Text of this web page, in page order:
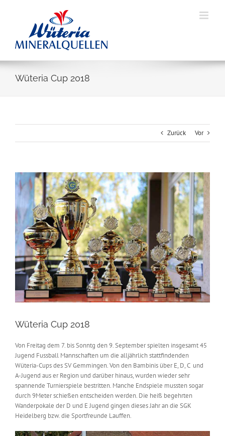
Wüteria Cup 2018
Zurück Vor
Zeige
grösseres
Bild
Wüteria Cup 2018
Von Freitag dem 7. bis Sonntg den 9. September spielten insgesamt 45
Jugend Fussball Mannschaften um die alljährlich stattfindenden
Wüteria-Cups des SV Gemmingen. Von den Bambinis über E, D, C und
A-Jugend aus er Region und darüber hinaus, wurden wieder sehr
spannende Turnierspiele bestritten. Manche Endspiele mussten sogar
durch 9Meter schießen entscheiden werden. Die heiß begehrten
Wanderpokale der D und E Jugend gingen dieses Jahr an die SGK
Heidelberg bzw. die Sportfreunde Lauffen.